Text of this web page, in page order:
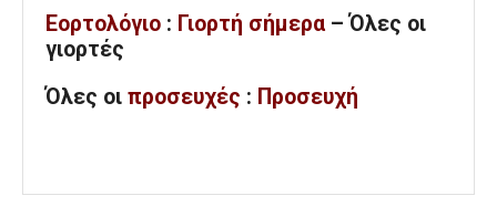
Εορτολόγιο : Γιορτή σήμερα – Όλες οι
γιορτές
Όλες οι προσευχές : Προσευχή